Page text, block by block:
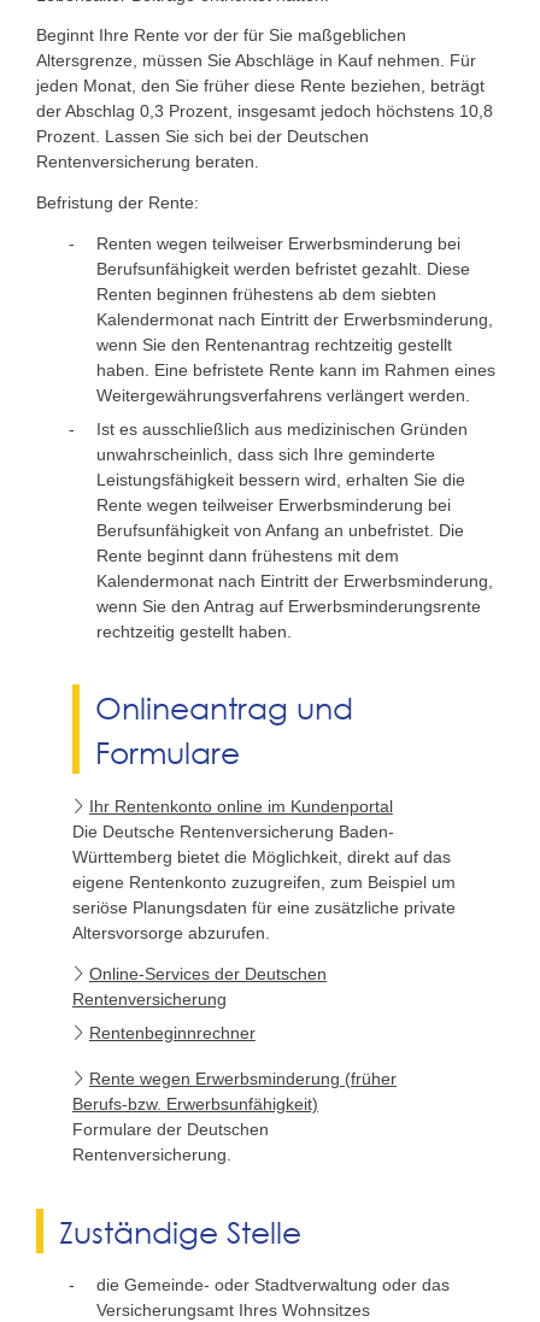
Beginnt Ihre Rente vor der für Sie maßgeblichen
Altersgrenze, müssen Sie Abschläge in Kauf nehmen. Für
jeden Monat, den Sie früher diese Rente beziehen, beträgt
der Abschlag 0,3 Prozent, insgesamt jedoch höchstens 10,8
Prozent. Lassen Sie sich bei der Deutschen
Rentenversicherung beraten.
Befristung der Rente:
Renten wegen teilweiser Erwerbsminderung bei
Berufsunfähigkeit werden befristet gezahlt. Diese
Renten beginnen frühestens ab dem siebten
Kalendermonat nach Eintritt der Erwerbsminderung,
wenn Sie den Rentenantrag rechtzeitig gestellt
haben. Eine befristete Rente kann im Rahmen eines
Weitergewährungsverfahrens verlängert werden.
Ist es ausschließlich aus medizinischen Gründen
unwahrscheinlich, dass sich Ihre geminderte
Leistungsfähigkeit bessern wird, erhalten Sie die
Rente wegen teilweiser Erwerbsminderung bei
Berufsunfähigkeit von Anfang an unbefristet. Die
Rente beginnt dann frühestens mit dem
Kalendermonat nach Eintritt der Erwerbsminderung,
wenn Sie den Antrag auf Erwerbsminderungsrente
rechtzeitig gestellt haben.
Onlineantrag und
Formulare
Ihr Rentenkonto online im Kundenportal
Die Deutsche Rentenversicherung Baden-
Württemberg bietet die Möglichkeit, direkt auf das
eigene Rentenkonto zuzugreifen, zum Beispiel um
seriöse Planungsdaten für eine zusätzliche private
Altersvorsorge abzurufen.
Online-Services der Deutschen
Rentenversicherung
Rentenbeginnrechner
Rente wegen Erwerbsminderung (früher
Berufs-bzw. Erwerbsunfähigkeit)
Formulare der Deutschen
Rentenversicherung.
Zuständige Stelle
die Gemeinde- oder Stadtverwaltung oder das
Versicherungsamt Ihres Wohnsitzes